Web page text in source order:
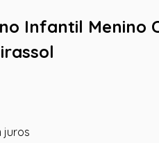
Infantil Menino